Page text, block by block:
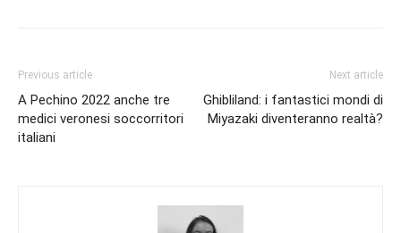
Previous article
A Pechino 2022 anche tre
medici veronesi soccorritori
italiani
Next article
Ghibliland: i fantastici mondi di
Miyazaki diventeranno realtà?